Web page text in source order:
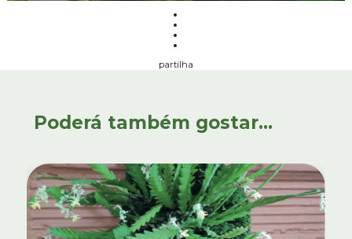
partilha
Poderá também gostar...